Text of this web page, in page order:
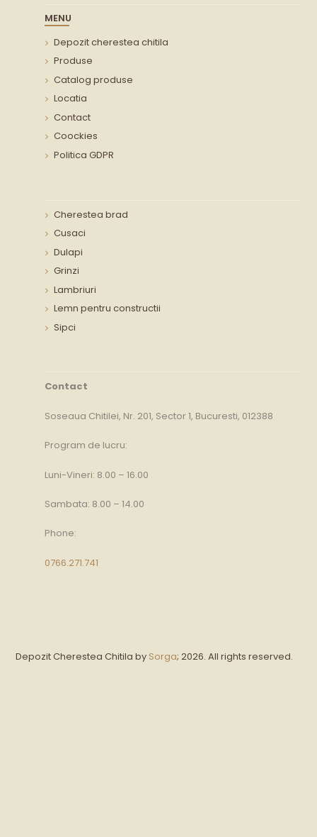
MENU
Depozit cherestea chitila
Produse
Catalog produse
Locatia
Contact
Coockies
Politica GDPR
Cherestea brad
Cusaci
Dulapi
Grinzi
Lambriuri
Lemn pentru constructii
Sipci
Contact
Soseaua Chitilei, Nr. 201, Sector 1, Bucuresti, 012388
Program de lucru:
Luni-Vineri: 8.00 – 16.00
Sambata: 8.00 – 14.00
Phone:
0766.271.741
Depozit Cherestea Chitila by Sorga; 2026. All rights reserved.